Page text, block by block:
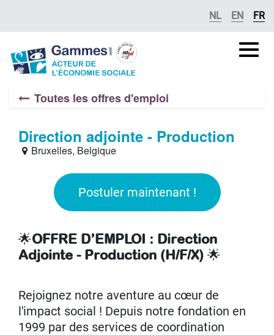
NL EN FR
Gammes
asbl
Toutes les offres d'emploi
Direction adjointe - Production
Bruxelles, Belgique
Postuler maintenant !
🌟OFFRE D’EMPLOI : Direction
Adjointe - Production (H/F/X) 🌟
Rejoignez notre aventure au cœur de
l'impact social ! Depuis notre fondation en
1999 par des services de coordination